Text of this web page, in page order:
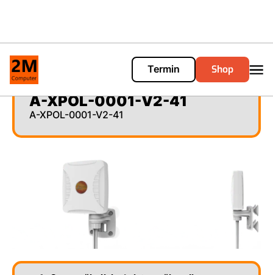
Termin Shop
A-XPOL-0001-V2-41
A-XPOL-0001-V2-41